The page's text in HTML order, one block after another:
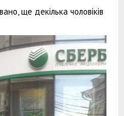
ще декілька чоловіків